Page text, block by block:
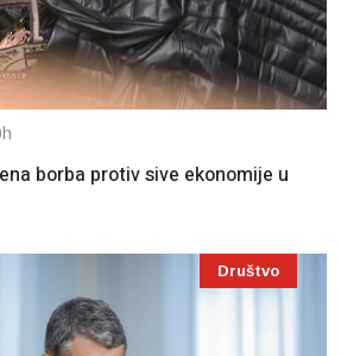
borba protiv sive ekonomije u
Društvo